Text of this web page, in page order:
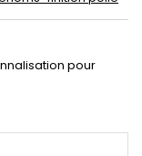
pour